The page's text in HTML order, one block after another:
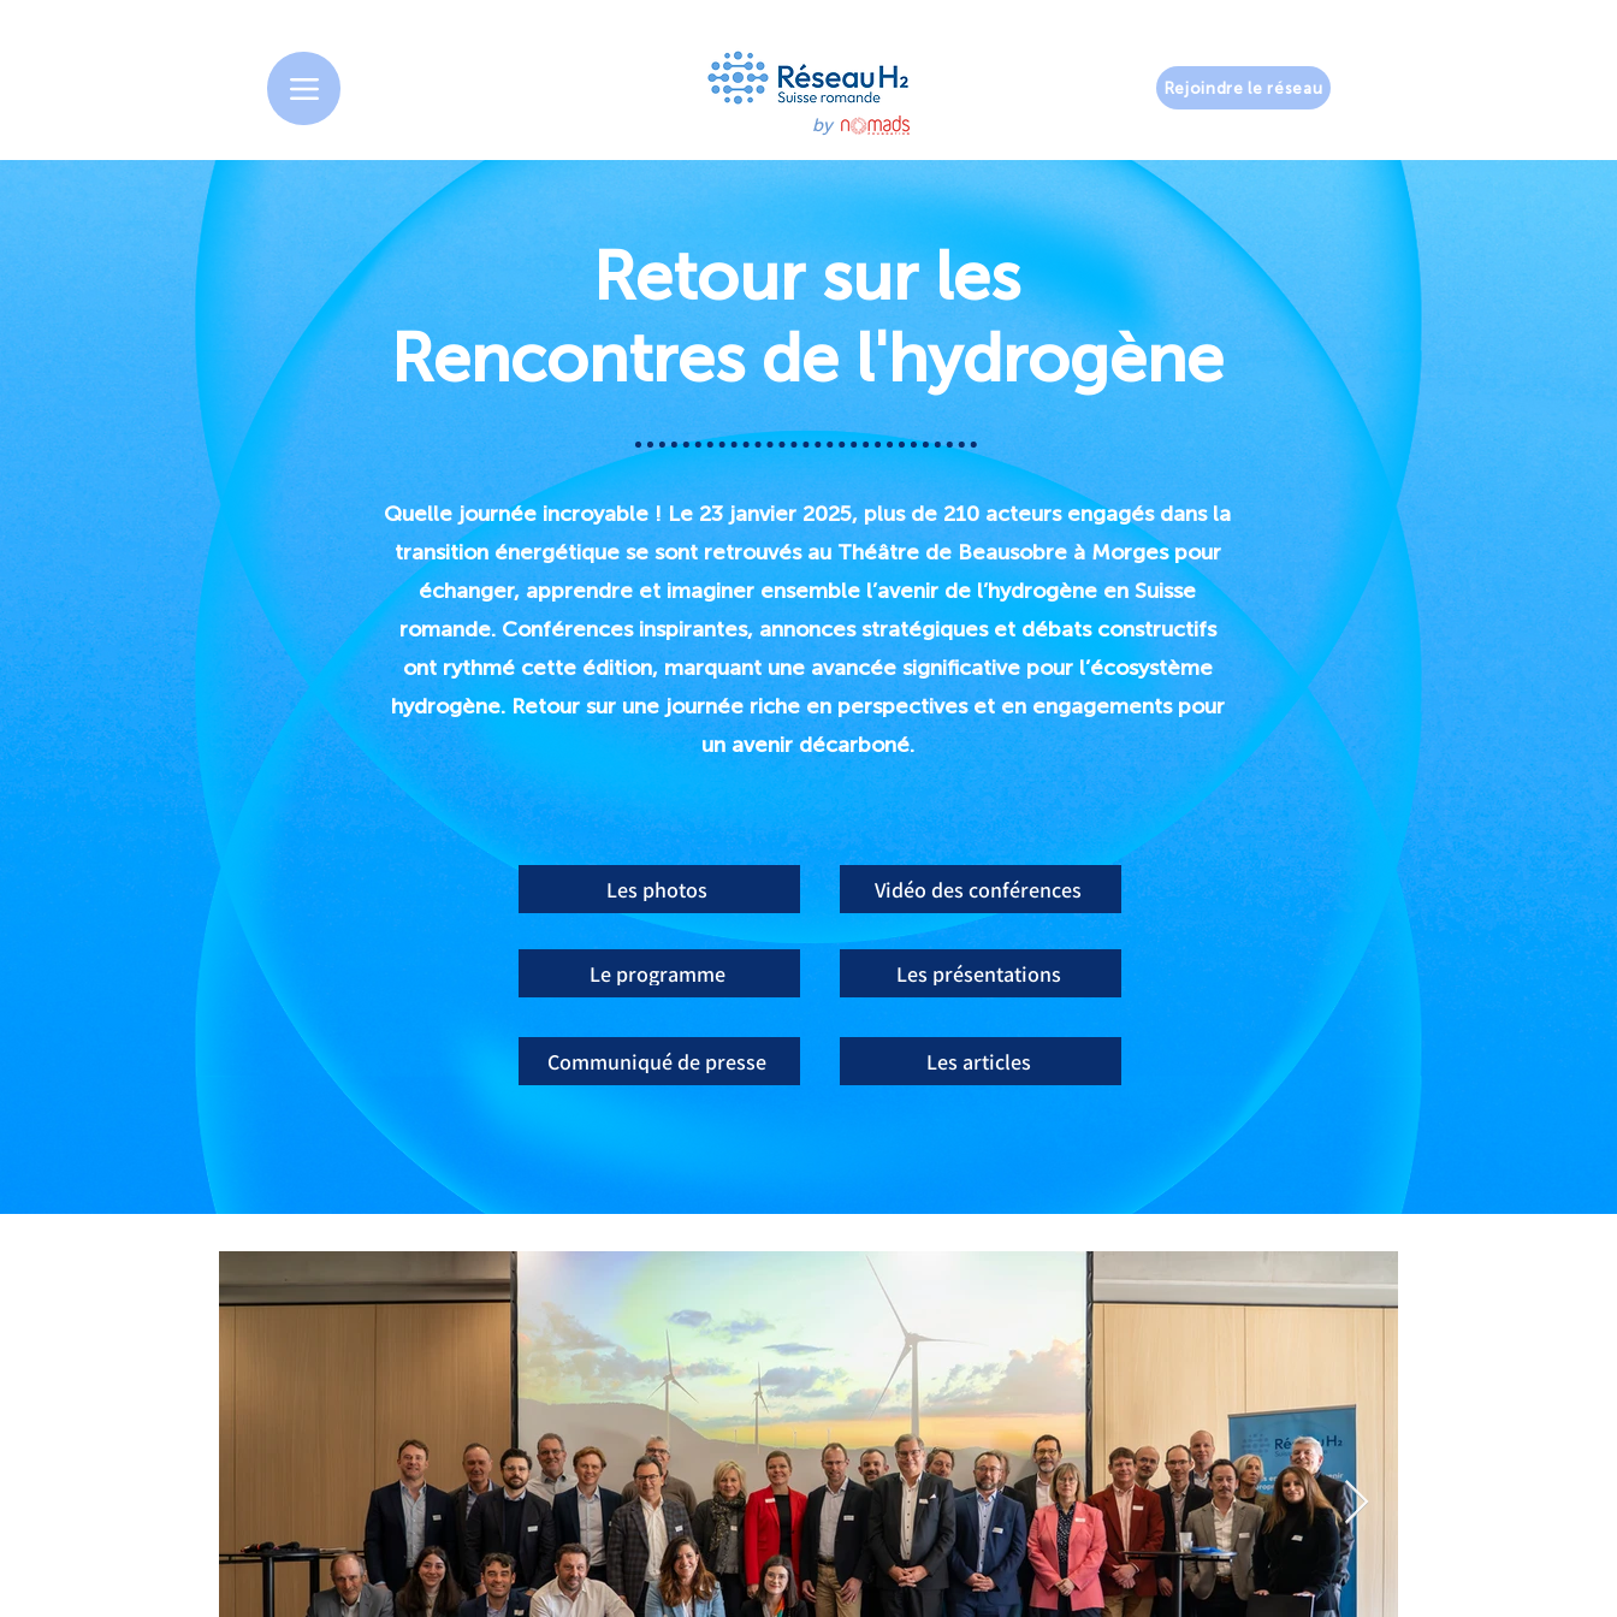
by
Rejoindre le réseau
Retour sur les
Rencontres de l'hydrogène
Quelle journée incroyable ! Le 23 janvier 2025, plus de 210 acteurs engagés dans la
transition énergétique se sont retrouvés au Théâtre de Beausobre à Morges pour
échanger, apprendre et imaginer ensemble l’avenir de l’hydrogène en Suisse
romande. Conférences inspirantes, annonces stratégiques et débats constructifs
ont rythmé cette édition, marquant une avancée significative pour l’écosystème
hydrogène. Retour sur une journée riche en perspectives et en engagements pour
un avenir décarboné.
Les photos Vidéo des conférences
Le programme Les présentations
Communiqué de presse Les articles